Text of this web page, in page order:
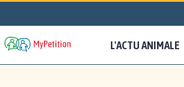
L'ACTU ANIMALE